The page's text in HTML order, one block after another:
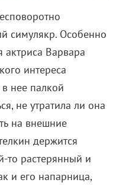
симулякр. Особенно
актриса Варвара
интереса
в нее палкой
не утратила ли она
на внешние
держится
то растерянный и
и его напарница,